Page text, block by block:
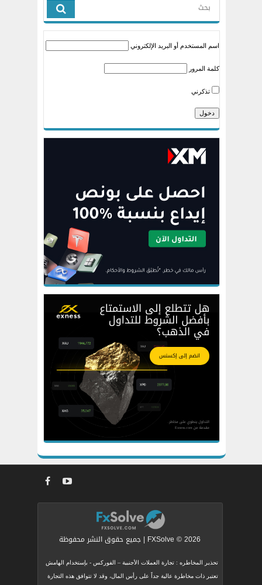
اسم المستخدم أو البريد الإلكتروني
كلمة المرور
تذكرني
FXSolve © 2026 | جميع حقوق النشر محفوظة
تحذير المخاطره : تجارة العملات الأجنبية – الفوركس - بإستخدام الهامش
تعتبر ذات مخاطرة عالية جداً على رأس المال، وقد لا تتوافق هذه التجارة